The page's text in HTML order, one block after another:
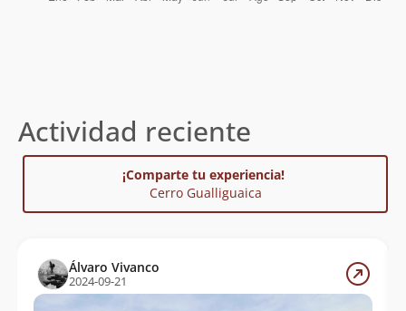
Actividad reciente
¡Comparte tu experiencia!
Cerro Gualliguaica
Álvaro Vivanco
2024-09-21